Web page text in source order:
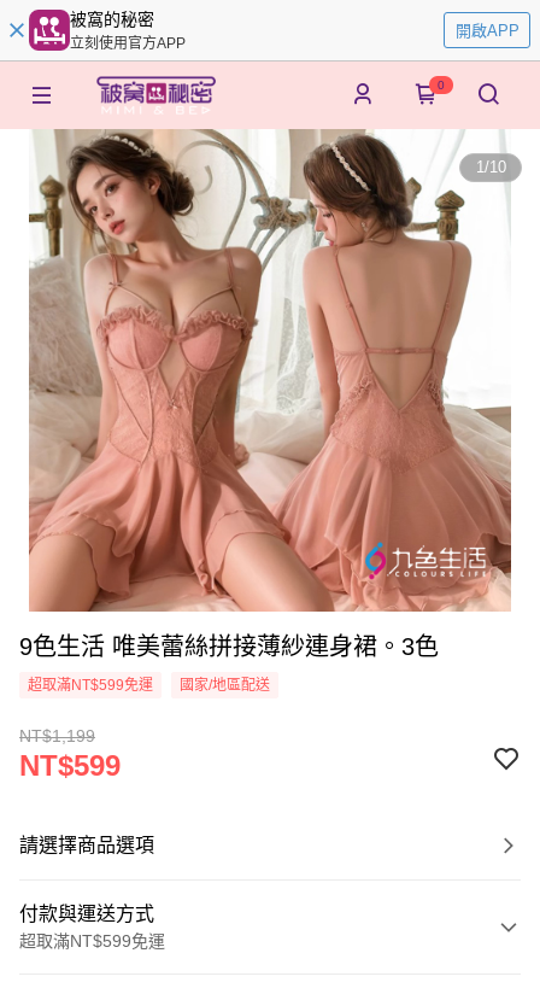
被窩的秘密
立刻使用官方APP
開啟APP
0
1/10
9色生活 唯美蕾絲拼接薄紗連身裙。3色
超取滿NT$599免運 國家/地區配送
NT$1,199
NT$599
請選擇商品選項
付款與運送方式
超取滿NT$599免運